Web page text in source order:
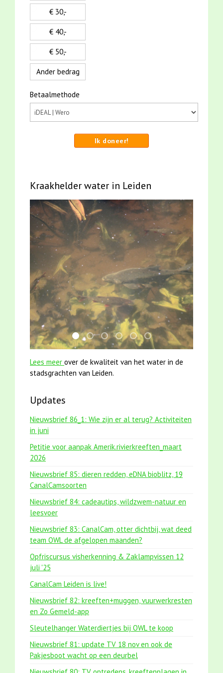
€ 30,-
€ 40,-
€ 50,-
Ander bedrag
Betaalmethode
Ik doneer!
Kraakhelder water in Leiden
jun2021 28 brasem en rietvoorns 4a
mei2021 1 snoekje elly
jun2021 zaklv 5 snoekje MOOI
smoelenboek fifi en karper
mei2021karper met
Lees meer over de kwaliteit van het water in de
stadsgrachten van Leiden.
Updates
Nieuwsbrief 86_1: Wie zijn er al terug? Activiteiten
in juni
Petitie voor aanpak Amerik.rivierkreeften_maart
2026
Nieuwsbrief 85: dieren redden, eDNA bioblitz, 19
CanalCamsoorten
Nieuwsbrief 84: cadeautips, wildzwem-natuur en
leesvoer
Nieuwsbrief 83: CanalCam, otter dichtbij, wat deed
team OWL de afgelopen maanden?
Opfriscursus visherkenning & Zaklampvissen 12
juli '25
CanalCam Leiden is live!
Nieuwsbrief 82: kreeften+muggen, vuurwerkresten
en Zo Gemeld-app
Sleutelhanger Waterdiertjes bij OWL te koop
Nieuwsbrief 81: update TV 18 nov en ook de
Pakjesboot wacht op een deurbel